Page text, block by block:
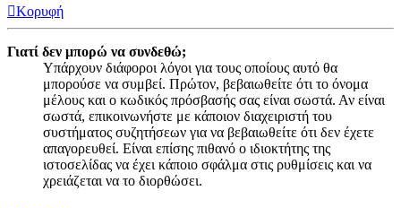
Κορυφή
Γιατί δεν μπορώ να συνδεθώ;
Υπάρχουν διάφοροι λόγοι για τους οποίους αυτό θα
μπορούσε να συμβεί. Πρώτον, βεβαιωθείτε ότι το όνομα
μέλους και ο κωδικός πρόσβασής σας είναι σωστά. Αν είναι
σωστά, επικοινωνήστε με κάποιον διαχειριστή του
συστήματος συζητήσεων για να βεβαιωθείτε ότι δεν έχετε
απαγορευθεί. Είναι επίσης πιθανό ο ιδιοκτήτης της
ιστοσελίδας να έχει κάποιο σφάλμα στις ρυθμίσεις και να
χρειάζεται να το διορθώσει.